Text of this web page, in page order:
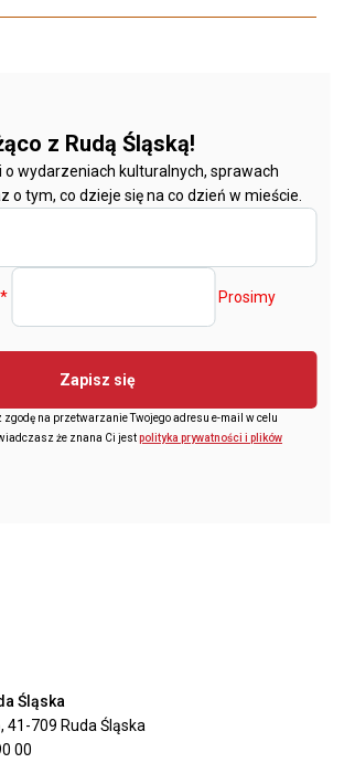
z Rudą Śląską!
wydarzeniach kulturalnych, sprawach
o tym, co dzieje się na co dzień w mieście.
* Prosimy
Zapisz się
na przetwarzanie Twojego adresu e-mail w celu
że znana Ci jestpolityka prywatności i plików
Śląska
41-709 Ruda Śląska
00